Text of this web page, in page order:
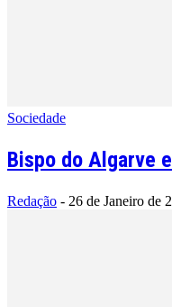
Sociedade
Bispo do Algarve
Redação - 26 de Janeiro de